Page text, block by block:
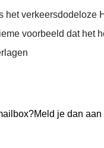
het verkeersdodeloze
voorbeeld dat het
je dan aan